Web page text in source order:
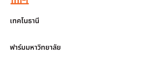
เทคโนธานี
ฟาร์มมหาวิทยาลัย